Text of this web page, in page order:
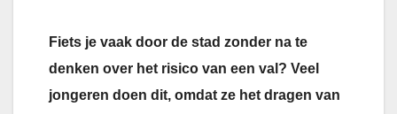
Fiets je vaak door de stad zonder na te
denken over het risico van een val? Veel
jongeren doen dit, omdat ze het dragen van